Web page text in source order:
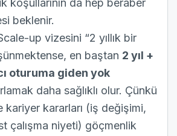
koşullarının da hep beraber
beklenir.
up vizesini “2 yıllık bir
en baştan 2 yıl +
oturuma giden yok
daha sağlıklı olur. Çünkü
kariyer kararları (iş değişimi,
çalışma niyeti) göçmenlik